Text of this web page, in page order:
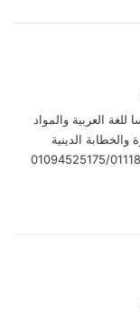
للغة العربية والمواد
الدينية